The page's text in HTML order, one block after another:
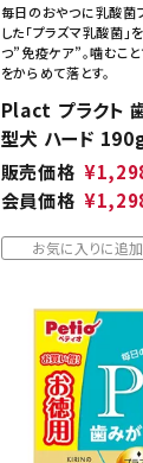
毎日のおやつに乳酸菌
した「プラズマ乳酸菌
つ”免疫ケア”。噛むこ
をからめて落とす。
Plact プラクト
型犬 ハード
販売価格 ¥
会員価格 ¥
お気に入りに追加